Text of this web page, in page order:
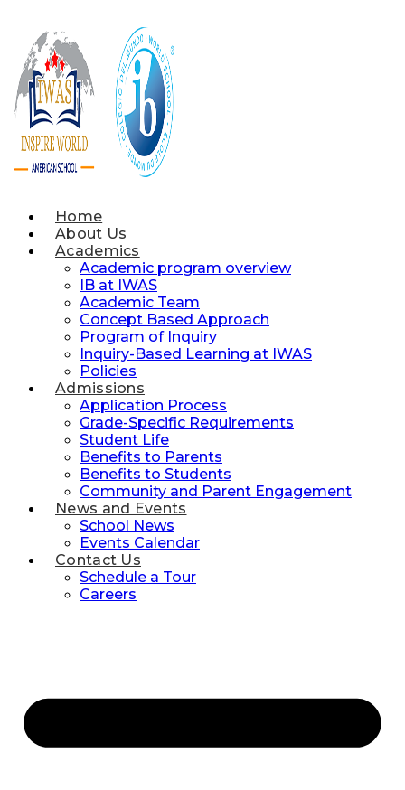
content
Home
About Us
Academics
Academic program overview
IB at IWAS
Academic Team
Concept Based Approach
Program of Inquiry
Inquiry-Based Learning at IWAS
Policies
Admissions
Application Process
Grade-Specific Requirements
Student Life
Benefits to Parents
Benefits to Students
Community and Parent Engagement
News and Events
School News
Events Calendar
Contact Us
Schedule a Tour
Careers